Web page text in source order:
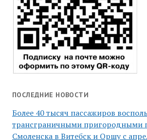
ПОСЛЕДНИЕ НОВОСТИ
Более 40 тысяч пассажиров
трансграничными пригородными
Смоленска в Витебск и Оршу с